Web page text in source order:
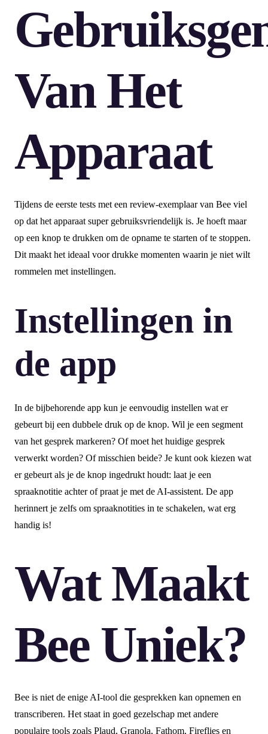
Van Het
Apparaat
Tijdens de eerste tests met een review-exemplaar van Bee viel
op dat het apparaat super gebruiksvriendelijk is. Je hoeft maar
op een knop te drukken om de opname te starten of te stoppen.
Dit maakt het ideaal voor drukke momenten waarin je niet wilt
rommelen met instellingen.
Instellingen in
de app
In de bijbehorende app kun je eenvoudig instellen wat er
gebeurt bij een dubbele druk op de knop. Wil je een segment
van het gesprek markeren? Of moet het huidige gesprek
verwerkt worden? Of misschien beide? Je kunt ook kiezen wat
er gebeurt als je de knop ingedrukt houdt: laat je een
spraaknotitie achter of praat je met de AI-assistent. De app
herinnert je zelfs om spraaknotities in te schakelen, wat erg
handig is!
Wat Maakt
Bee Uniek?
Bee is niet de enige AI-tool die gesprekken kan opnemen en
transcriberen. Het staat in goed gezelschap met andere
populaire tools zoals Plaud, Granola, Fathom, Fireflies en